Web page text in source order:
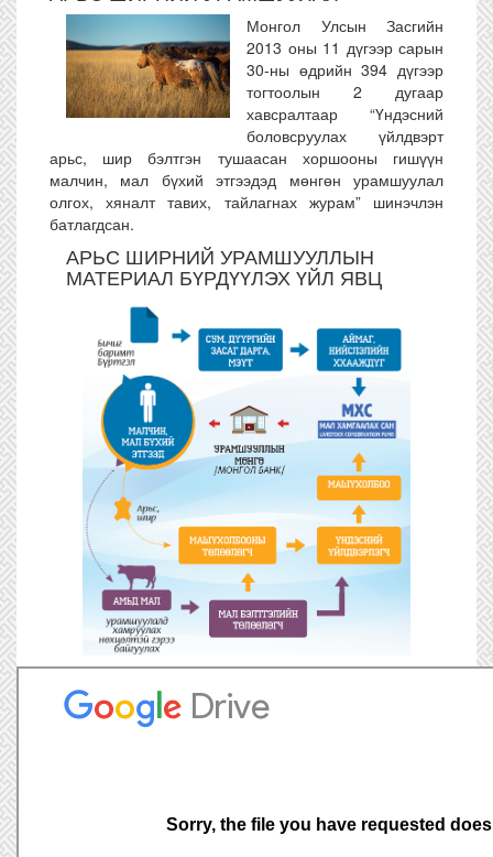
Монгол Улсын Засгийн
2013 оны 11 дүгээр сарын
30-ны өдрийн 394 дүгээр
тогтоолын 2 дугаар
хавсралтаар “Үндэсний
боловсруулах үйлдвэрт
арьс, шир бэлтгэн тушаасан хоршооны гишүүн
малчин, мал бүхий этгээдэд мөнгөн урамшуулал
олгох, хяналт тавих, тайлагнах журам” шинэчлэн
батлагдсан.
АРЬС ШИРНИЙ УРАМШУУЛЛЫН
МАТЕРИАЛ БҮРДҮҮЛЭХ ҮЙЛ ЯВЦ